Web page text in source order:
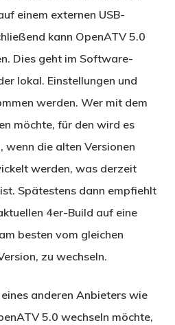
einem externen USB-
kann OpenATV 5.0
Dies geht im Software-
lokal. Einstellungen und
werden. Wer mit dem
möchte, für den wird es
wenn die alten Versionen
werden, was derzeit
Spätestens dann empfiehlt
4er-Build auf eine
besten vom gleichen
zu wechseln.
anderen Anbieters wie
5.0 wechseln möchte,